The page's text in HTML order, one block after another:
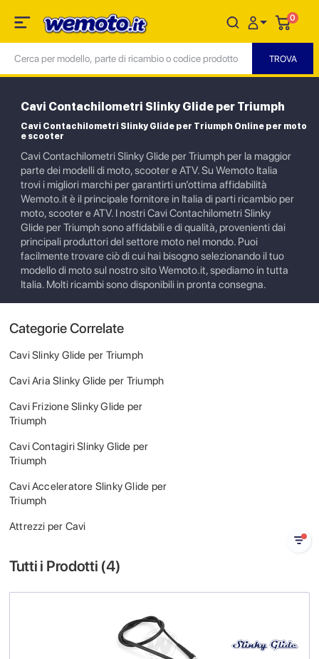
0
Cavi Contachilometri Slinky Glide per Triumph
Cavi Contachilometri Slinky Glide per Triumph Online per moto
e scooter
Cavi Contachilometri Slinky Glide per Triumph per la maggior
parte dei modelli di moto, scooter e ATV. Su Wemoto Italia
trovi i migliori marchi per garantirti un’ottima affidabilità
Wemoto.it è il principale fornitore in Italia di parti ricambio per
moto, scooter e ATV. I nostri Cavi Contachilometri Slinky
Glide per Triumph sono affidabili e di qualità, provenienti dai
principali produttori del settore moto nel mondo. Puoi
facilmente trovare ciò di cui hai bisogno selezionando il tuo
modello di moto sul nostro sito Wemoto.it, spediamo in tutta
Italia. Molti ricambi sono disponibili in pronta consegna.
Categorie Correlate
Cavi Slinky Glide per Triumph
Cavi Aria Slinky Glide per Triumph
Cavi Frizione Slinky Glide per
Triumph
Cavi Contagiri Slinky Glide per
Triumph
Cavi Acceleratore Slinky Glide per
Triumph
Attrezzi per Cavi
Tutti i Prodotti (4)